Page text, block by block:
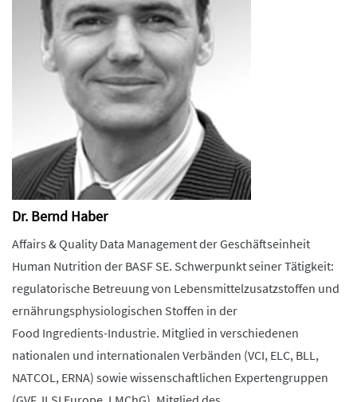
Dr. Bernd Haber
Affairs & Quality Data Management der Geschäftseinheit
Human Nutrition der BASF SE. Schwerpunkt seiner Tätigkeit:
regulatorische Betreuung von Lebensmittelzusatzstoffen und
ernährungsphysiologischen Stoffen in der
Food Ingredients-Industrie. Mitglied in verschiedenen
nationalen und internationalen Verbänden (VCI, ELC, BLL,
NATCOL, ERNA) sowie wissenschaftlichen Expertengruppen